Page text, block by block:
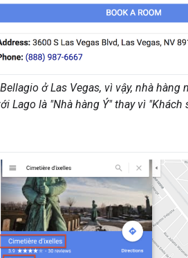
ở Las Vegas, vì vậy, nhà hàng
Lago là "Nhà hàng Ý" thay vì "Khách